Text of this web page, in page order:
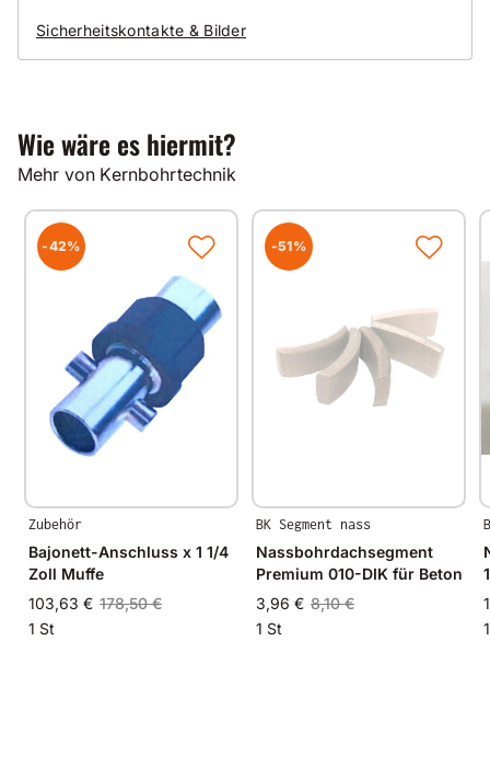
inkl. Zentrierbohrer Ø 8mm und 6Kant-Aufnahme
Sicherheitskontakte & Bilder
Wie wäre es hiermit?
Mehr von Kernbohrtechnik
-42%
Zubehör
Bajonett-Anschluss x 1 1/4
Zoll Muffe
103,63 € 178,50 €
1 St
-51%
BK Segment nass
Nassbohrdachsegment
Premium 010-DIK für Beton
3,96 € 8,10 €
1 St